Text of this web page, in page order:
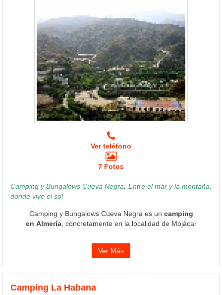
Ver teléfono
7 Fotos
Camping y Bungalows Cueva Negra, Entre el mar y la montaña,
donde vive el sol
Camping y Bungalows Cueva Negra es un camping
en Almería, concretamente en la localidad de Mojácar
Ver Más
Camping La Habana